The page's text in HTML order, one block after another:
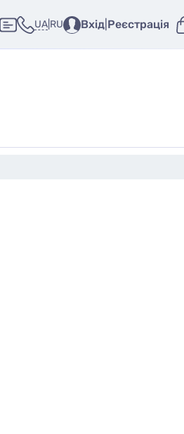
UA RU Вхід Реєстрація